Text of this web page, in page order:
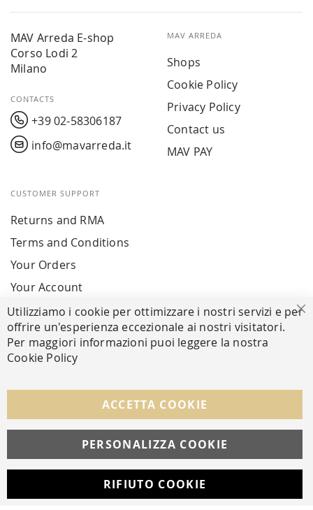
MAV Arreda E-shop
Corso Lodi 2
Milano
CONTACTS
+39 02-58306187
info@mavarreda.it
MAV ARREDA
Shops
Cookie Policy
Privacy Policy
Contact us
MAV PAY
CUSTOMER SUPPORT
Returns and RMA
Terms and Conditions
Your Orders
Your Account
SECURE PAYMENTS
FOLLOW US ON SOCIAL MEDIA
Utilizziamo i cookie per ottimizzare i nostri servizi e per
offrire un'esperienza eccezionale ai nostri visitatori.
Per maggiori informazioni puoi leggere la nostra
Cookie Policy
ACCETTA COOKIE
PERSONALIZZA COOKIE
RIFIUTO COOKIE